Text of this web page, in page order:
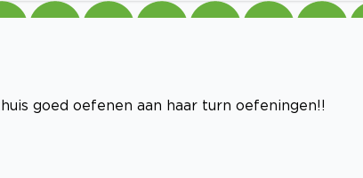
goed oefenen aan haar turn oefeningen!!